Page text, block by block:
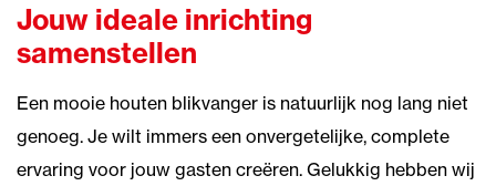
Jouw ideale inrichting
samenstellen
Een mooie houten blikvanger is natuurlijk nog lang niet
genoeg. Je wilt immers een onvergetelijke, complete
ervaring voor jouw gasten creëren. Gelukkig hebben wij